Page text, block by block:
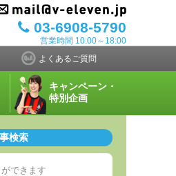
03-6908-5790
営業時間 10:00～18:00
よくあるご質問
キャンペーン・
特別企画
検索
できます